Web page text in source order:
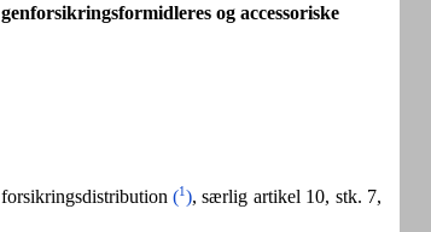
og accessoriske
(1), særlig artikel 10, stk. 7,